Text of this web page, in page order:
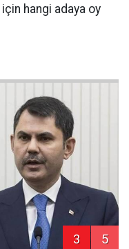
hangi adaya oy
3 5